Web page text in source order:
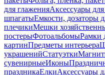
для глаженияАксессуары
шпагатыЕмкости, дозаторы
плечикиМешки
постерыФотоальбомыРамки
картинПредметы интерьера
украшенийСтатуэтки
сувенирныеИконы
праздникаЕлкиАксессуары